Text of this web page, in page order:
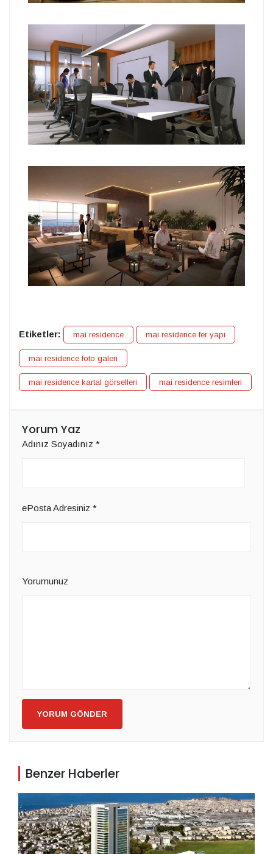
Etiketler: mai residence mai residence fer yapı
mai residence foto galeri
mai residence kartal görselleri mai residence resimleri
Yorum Yaz
Adınız Soyadınız *
ePosta Adresiniz *
Yorumunuz
YORUM GÖNDER
Benzer Haberler